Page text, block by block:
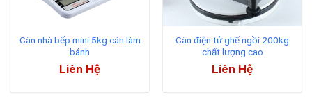
Cân nhà bếp mini 5kg cân làm
bánh
Liên Hệ
Cân điện tử ghế ngồi 200kg
chất lượng cao
Liên Hệ